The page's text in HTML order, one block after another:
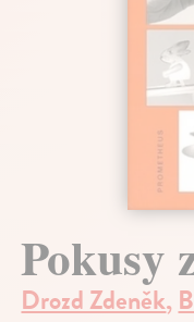
Pokusy
Drozd Zdeněk,